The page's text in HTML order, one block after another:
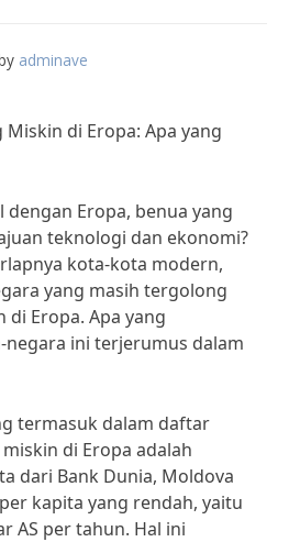
adminave
di Eropa: Apa yang
dengan Eropa, benua yang
teknologi dan ekonomi?
kota-kota modern,
yang masih tergolong
di Eropa. Apa yang
negara ini terjerumus dalam
termasuk dalam daftar
di Eropa adalah
dari Bank Dunia, Moldova
kapita yang rendah, yaitu
AS per tahun. Hal ini